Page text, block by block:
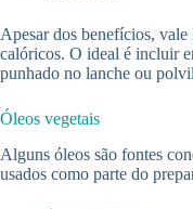
Apesar dos benefícios,
calóricos. O ideal é incluir
punhado no lanche ou
Óleos vegetais
Alguns óleos são fontes
usados como parte do